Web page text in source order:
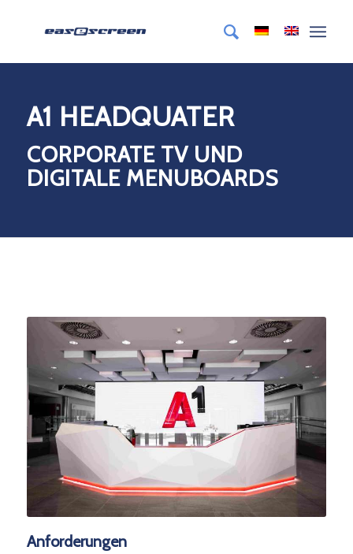
A1 HEADQUATER
CORPORATE TV UND
DIGITALE MENUBOARDS
Anforderungen